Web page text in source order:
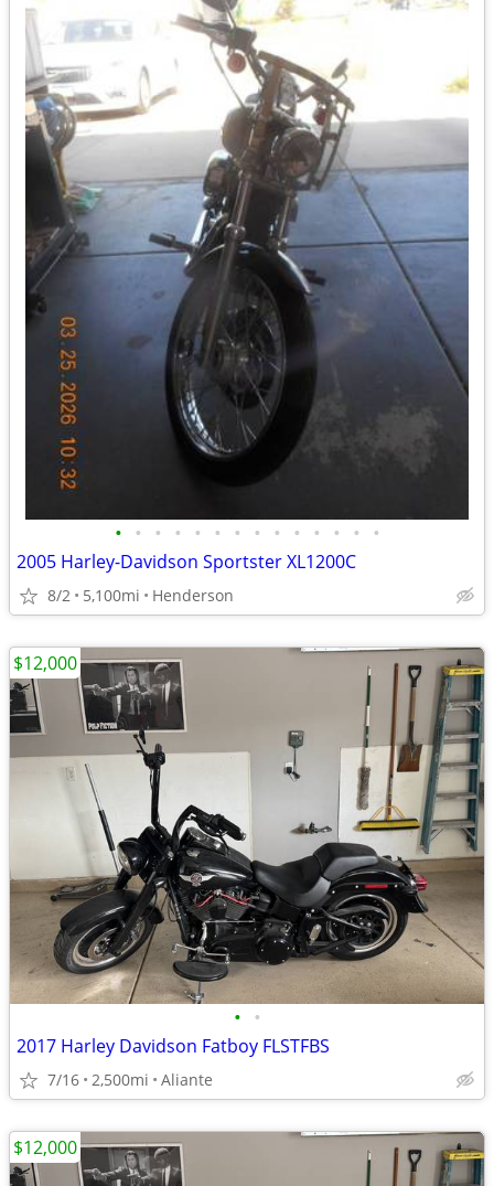
• • • • • • • • • • • • • •
2005 Harley-Davidson Sportster XL1200C
8/2 5,100mi Henderson
• •
2017 Harley Davidson Fatboy FLSTFBS
7/16 2,500mi Aliante
$12,000
$12,000